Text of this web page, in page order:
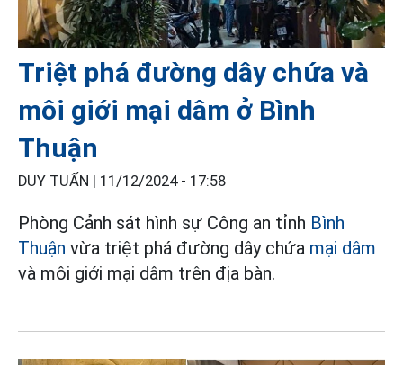
Triệt phá đường dây chứa và
môi giới mại dâm ở Bình
Thuận
DUY TUẤN | 11/12/2024 - 17:58
Phòng Cảnh sát hình sự Công an tỉnh Bình
Thuận vừa triệt phá đường dây chứa mại dâm
và môi giới mại dâm trên địa bàn.